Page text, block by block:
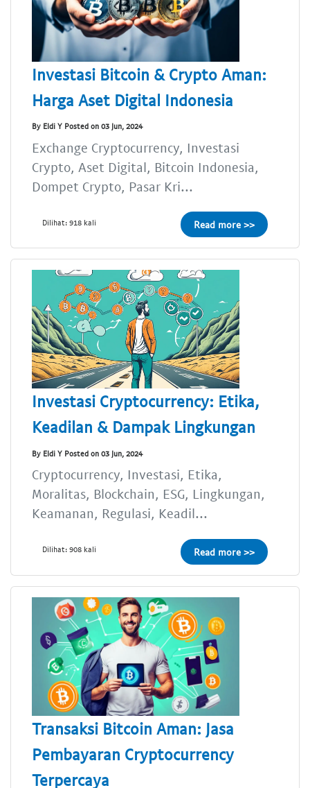
Investasi Bitcoin & Crypto Aman:
Harga Aset Digital Indonesia
By Eldi Y Posted on 03 Jun, 2024
Exchange Cryptocurrency, Investasi
Crypto, Aset Digital, Bitcoin Indonesia,
Dompet Crypto, Pasar Kri...
Dilihat: 918 kali Read more >>
Investasi Cryptocurrency: Etika,
Keadilan & Dampak Lingkungan
By Eldi Y Posted on 03 Jun, 2024
Cryptocurrency, Investasi, Etika,
Moralitas, Blockchain, ESG, Lingkungan,
Keamanan, Regulasi, Keadil...
Dilihat: 908 kali Read more >>
Transaksi Bitcoin Aman: Jasa
Pembayaran Cryptocurrency
Terpercaya